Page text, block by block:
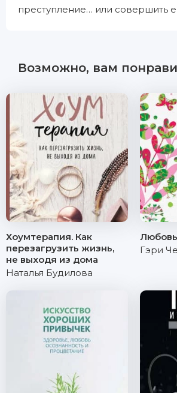
преступление… или совершить
Возможно, вам
Хоумтерапия. Как
перезагрузить жизнь,
не выходя из дома
Наталья Будилова
Гэри